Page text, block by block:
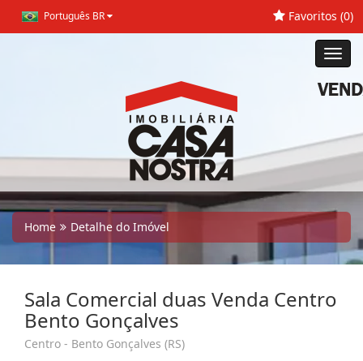
Português BR Favoritos (0)
Home Detalhe do Imóvel
Sala Comercial duas Venda Centro
Bento Gonçalves
Centro - Bento Gonçalves (RS)